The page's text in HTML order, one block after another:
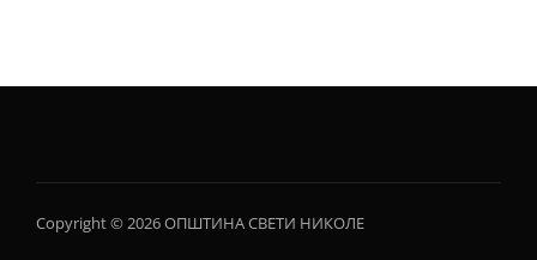
Copyright © 2026 ОПШТИНА СВЕТИ НИКОЛЕ